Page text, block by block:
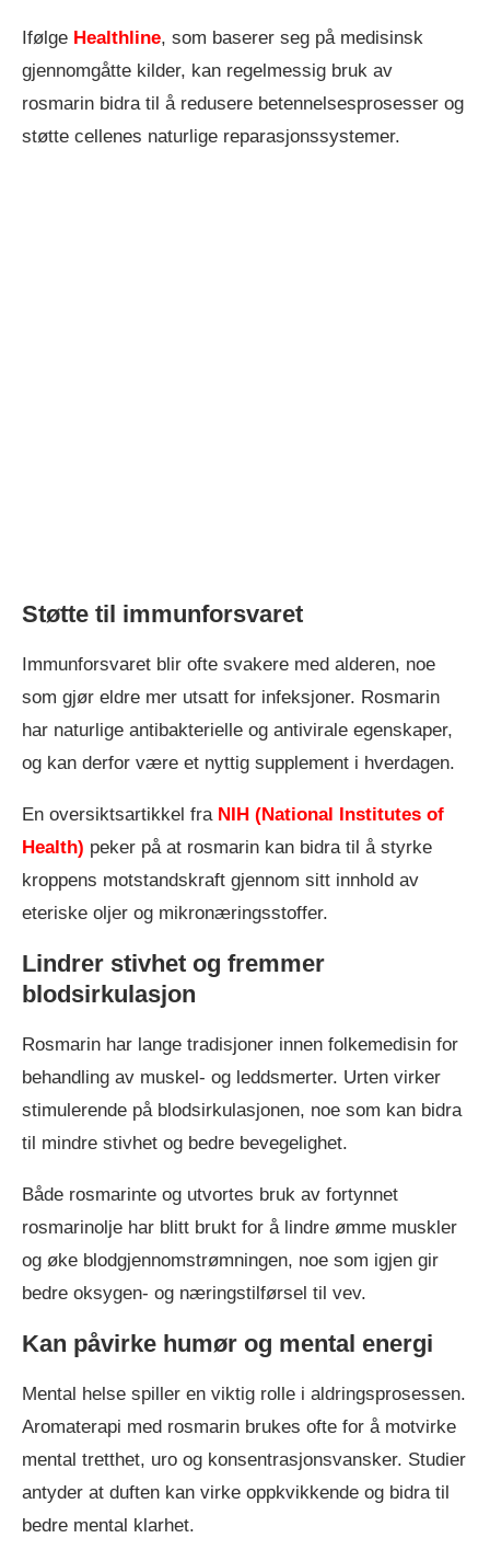
Ifølge Healthline, som baserer seg på medisinsk
gjennomgåtte kilder, kan regelmessig bruk av
rosmarin bidra til å redusere betennelsesprosesser og
støtte cellenes naturlige reparasjonssystemer.
Støtte til immunforsvaret
Immunforsvaret blir ofte svakere med alderen, noe
som gjør eldre mer utsatt for infeksjoner. Rosmarin
har naturlige antibakterielle og antivirale egenskaper,
og kan derfor være et nyttig supplement i hverdagen.
En oversiktsartikkel fra NIH (National Institutes of
Health) peker på at rosmarin kan bidra til å styrke
kroppens motstandskraft gjennom sitt innhold av
eteriske oljer og mikronæringsstoffer.
Lindrer stivhet og fremmer
blodsirkulasjon
Rosmarin har lange tradisjoner innen folkemedisin for
behandling av muskel- og leddsmerter. Urten virker
stimulerende på blodsirkulasjonen, noe som kan bidra
til mindre stivhet og bedre bevegelighet.
Både rosmarinte og utvortes bruk av fortynnet
rosmarinolje har blitt brukt for å lindre ømme muskler
og øke blodgjennomstrømningen, noe som igjen gir
bedre oksygen- og næringstilførsel til vev.
Kan påvirke humør og mental energi
Mental helse spiller en viktig rolle i aldringsprosessen.
Aromaterapi med rosmarin brukes ofte for å motvirke
mental tretthet, uro og konsentrasjonsvansker. Studier
antyder at duften kan virke oppkvikkende og bidra til
bedre mental klarhet.